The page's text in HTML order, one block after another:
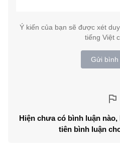
Ý kiến của bạn sẽ được xét
tiếng Việt
Gửi bình
Hiện chưa có bình luận
tiên bình luận